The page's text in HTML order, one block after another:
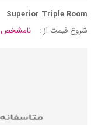
Superior Triple Room
شروع قیمت از :
نامشخص